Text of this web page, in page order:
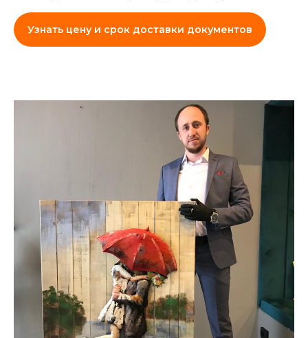
Узнать цену и срок доставки документов